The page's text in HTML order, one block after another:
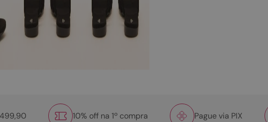
10% off na 1º compra Pague via PIX